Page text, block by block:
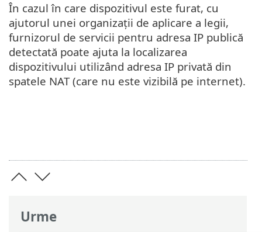
Urme
În cazul în care dispozitivul este furat, cu
ajutorul unei organizații de aplicare a legii,
furnizorul de servicii pentru adresa IP publică
detectată poate ajuta la localizarea
dispozitivului utilizând adresa IP privată din
spatele NAT (care nu este vizibilă pe internet).